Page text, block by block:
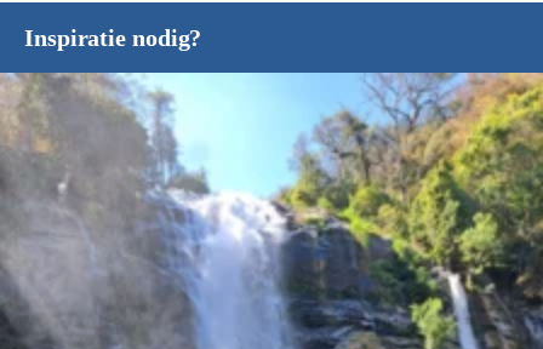
Inspiratie nodig?